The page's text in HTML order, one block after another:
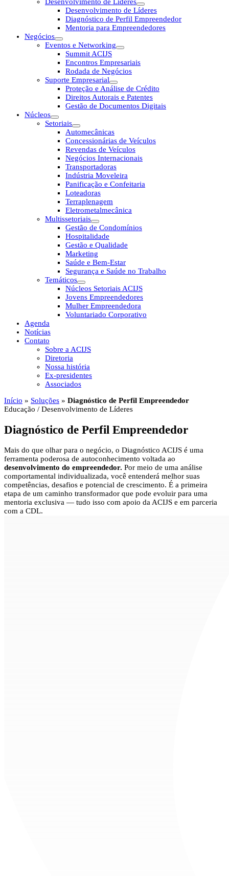
Desenvolvimento de Líderes
Diagnóstico de Perfil Empreendedor
Mentoria para Empreendedores
Negócios
Eventos e Networking
Summit ACIJS
Encontros Empresariais
Rodada de Negócios
Suporte Empresarial
Proteção e Análise de Crédito
Direitos Autorais e Patentes
Gestão de Documentos Digitais
Núcleos
Setoriais
Automecânicas
Concessionárias de Veículos
Revendas de Veículos
Negócios Internacionais
Transportadoras
Indústria Moveleira
Panificação e Confeitaria
Loteadoras
Terraplenagem
Eletrometalmecânica
Multissetoriais
Gestão de Condomínios
Hospitalidade
Gestão e Qualidade
Marketing
Saúde e Bem-Estar
Segurança e Saúde no Trabalho
Temáticos
Núcleos Setoriais ACIJS
Jovens Empreendedores
Mulher Empreendedora
Voluntariado Corporativo
Agenda
Notícias
Contato
Sobre a ACIJS
Diretoria
Nossa história
Ex-presidentes
Associados
Início » Soluções » Diagnóstico de Perfil Empreendedor
Educação / Desenvolvimento de Líderes
Diagnóstico de Perfil Empreendedor
Mais do que olhar para o negócio, o Diagnóstico ACIJS é uma
ferramenta poderosa de autoconhecimento voltada ao
desenvolvimento do empreendedor. Por meio de uma análise
comportamental individualizada, você entenderá melhor suas
competências, desafios e potencial de crescimento. É a primeira
etapa de um caminho transformador que pode evoluir para uma
mentoria exclusiva — tudo isso com apoio da ACIJS e em parceria
com a CDL.